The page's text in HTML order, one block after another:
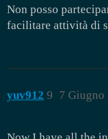
Non posso
facilitare attività di
yuv912 7 Giugno
9